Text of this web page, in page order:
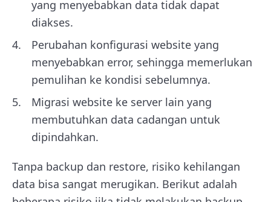
yang menyebabkan data tidak dapat
diakses.
Perubahan konfigurasi website yang
menyebabkan error, sehingga memerlukan
pemulihan ke kondisi sebelumnya.
Migrasi website ke server lain yang
membutuhkan data cadangan untuk
dipindahkan.
Tanpa backup dan restore, risiko kehilangan
data bisa sangat merugikan. Berikut adalah